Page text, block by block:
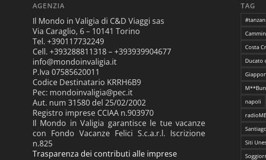
AGENZIA
Il Mondo in Valigia di C&D Viaggi sas
Via Caraglio, 6 – 10141 Torino
Tel. +390117732249
Cell. +393288811318 – +393939904677
info@mondoinvaligia.it
P.Iva 07585620011
Codice Destinatario KRRH6B9
Pec: mondoinvaligia@pec.it
Aut. num 31580 del 25/02/2002
Registro imprese CCIAA n.903970
Il Mondo in Valigia garantisce le tue vacanze
con Fondo Vacanze Felici S.c.a.r.l. Iscrizione
n.825
Trasparenza dei contributi alle imprese
TAG
Costa
Ducato
M**Bun
napoli
Siti